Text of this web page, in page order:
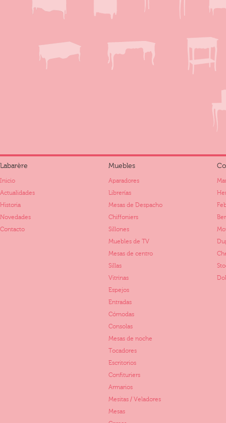
Labarère
Inicio
Actualidades
Historia
Novedades
Contacto
Muebles
Aparadores
Librerías
Mesas de Despacho
Chiffoniers
Sillones
Muebles de TV
Mesas de centro
Sillas
Vitrinas
Espejos
Entradas
Cómodas
Consolas
Mesas de noche
Tocadores
Escritorios
Confituriers
Armarios
Mesitas / Veladores
Mesas